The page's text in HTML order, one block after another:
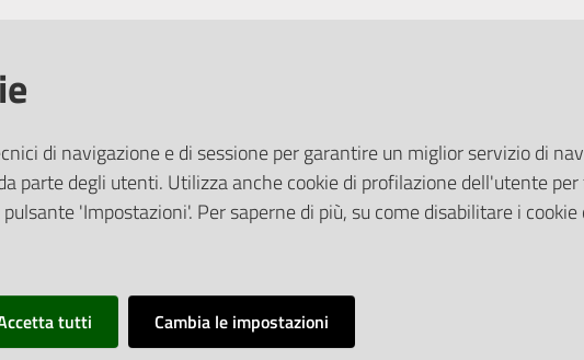
(RA)
Ufficio Relazioni con il Pubblico
Riferimenti per la Stampa
Pubblicità legale
Albo Pretorio
Privacy Policy
Attuazione Misure
di navigazione e di sessione per garantire un miglior servizio di
parte degli utenti. Utilizza anche cookie di profilazione dell'utente
'Impostazioni'. Per saperne di più, su come disabilitare i
tutti Cambia le impostazioni